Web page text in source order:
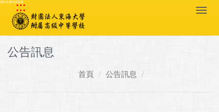
跳到主要內容區塊
:::
公告訊息
首頁 公告訊息